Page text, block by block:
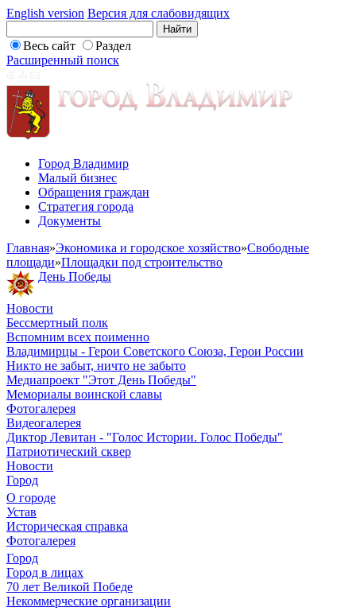
English version Версия для слабовидящих
Весь сайт
Раздел
Расширенный поиск
Город Владимир
Малый бизнес
Обращения граждан
Стратегия города
Документы
Главная»Экономика и городское хозяйство»Свободные
площади»Площадки под строительство
День Победы
Новости
Бессмертный полк
Вспомним всех поименно
Владимирцы - Герои Советского Союза, Герои России
Никто не забыт, ничто не забыто
Медиапроект "Этот День Победы"
Мемориалы воинской славы
Фотогалерея
Видеогалерея
Диктор Левитан - "Голос Истории. Голос Победы"
Патриотический сквер
Новости
Город
О городе
Устав
Историческая справка
Фотогалерея
Город
Город в лицах
70 лет Великой Победе
Некоммерческие организации